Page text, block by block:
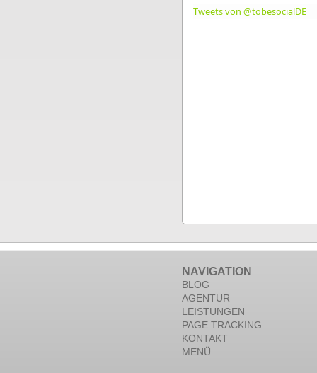
Tweets von @tobesocialDE
NAVIGATION
BLOG
AGENTUR
LEISTUNGEN
PAGE TRACKING
KONTAKT
MENÜ